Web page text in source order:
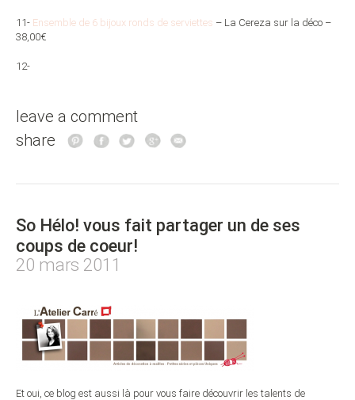
11- Ensemble de 6 bijoux ronds de serviettes – La Cereza sur la déco –
38,00€
12-
leave a comment
share
So Hélo! vous fait partager un de ses
coups de coeur!
20 mars 2011
Et oui, ce blog est aussi là pour vous faire découvrir les talents de